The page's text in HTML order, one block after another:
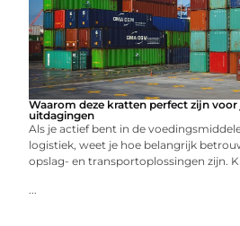
Waarom deze kratten perfect zijn
uitdagingen
Als je actief bent in de
logistiek, weet je hoe belangrijk
opslag- en transportoplossingen zijn.
...